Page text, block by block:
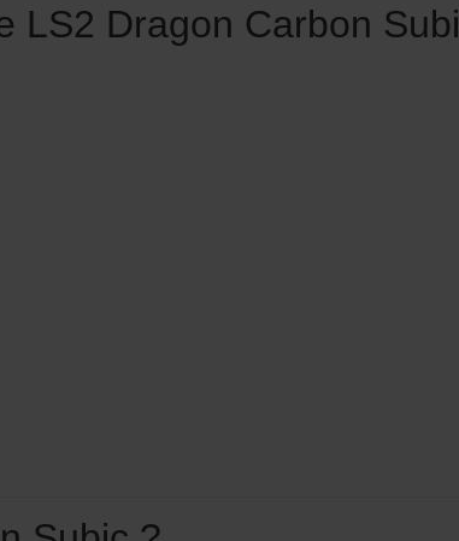
LS2 Dragon Carbon